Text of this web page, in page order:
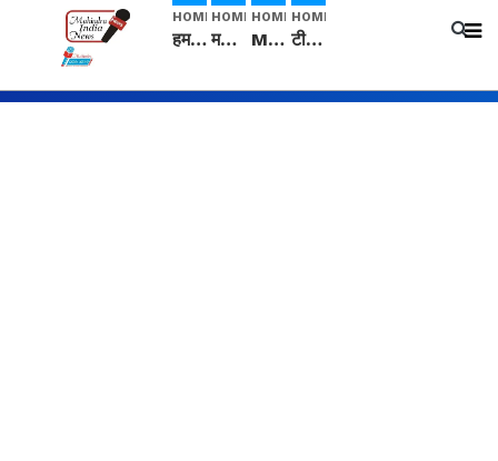
HOME
हम सनातनी..." सांसद kangana Ranaut से क्या बोली लड़की? Viral Jantar-Mantar | CJP protest
HOME
मनीषा हत्याकांड: हत्या, आत्महत्या या कोई बड़ा राज? | Full Story | Josh Haryana
HOME
Mangalsutra: हिंदू धर्म में शादी के बाद मंगलसूत्र क्यों पहनती है महिलाएं, किसने शुरु की ये परंपरा
HOME
टीम बीकेई ने एग्रीकल्चर ग्रेड की यूरिया खाद गट्टों में बदलकर टेक्निकल ग्रेड में बेचने वालों पर करवाई कार्रवाई: लखविंदर सिंह औलख